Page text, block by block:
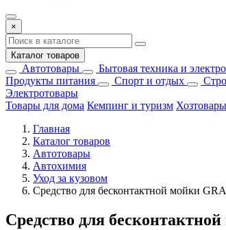
×
Каталог товаров
Автотовары Бытовая техника и
Продукты питания
Спорт и отдых
Электротовары
Товары для дома Кемпинг и туризм Хозтовары
Главная
Каталог товаров
Автотовары
Автохимия
Уход за кузовом
Средство для бесконтактной мойки
Средство для